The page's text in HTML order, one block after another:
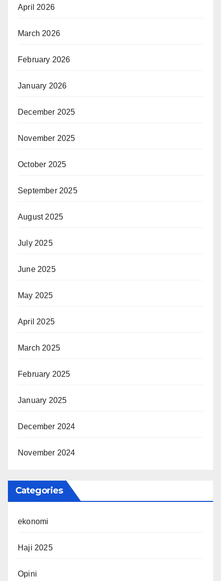
April 2026
March 2026
February 2026
January 2026
December 2025
November 2025
October 2025
September 2025
August 2025
July 2025
June 2025
May 2025
April 2025
March 2025
February 2025
January 2025
December 2024
November 2024
Categories
ekonomi
Haji 2025
Opini